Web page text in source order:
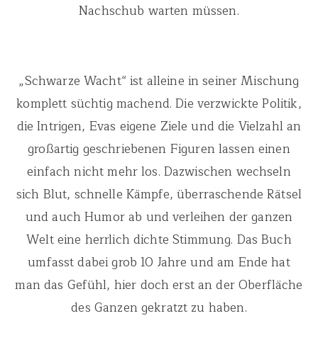
Nachschub warten müssen.
„Schwarze Wacht“ ist alleine in seiner Mischung
komplett süchtig machend. Die verzwickte Politik,
die Intrigen, Evas eigene Ziele und die Vielzahl an
großartig geschriebenen Figuren lassen einen
einfach nicht mehr los. Dazwischen wechseln
sich Blut, schnelle Kämpfe, überraschende Rätsel
und auch Humor ab und verleihen der ganzen
Welt eine herrlich dichte Stimmung. Das Buch
umfasst dabei grob 10 Jahre und am Ende hat
man das Gefühl, hier doch erst an der Oberfläche
des Ganzen gekratzt zu haben.